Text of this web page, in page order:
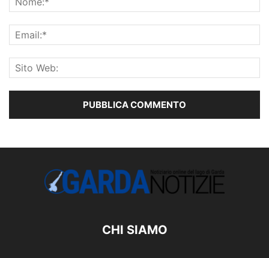
CHI SIAMO